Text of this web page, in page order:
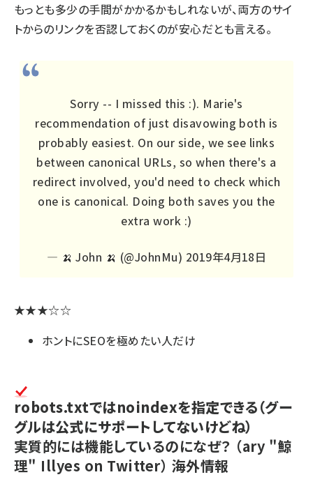
もっとも多少の手間がかかるかもしれないが、両方のサイ
トからのリンクを否認しておくのが安心だとも言える。
Sorry -- I missed this :). Marie's
recommendation of just disavowing both is
probably easiest. On our side, we see links
between canonical URLs, so when there's a
redirect involved, you'd need to check which
one is canonical. Doing both saves you the
extra work :)
— 🍌 John 🍌 (@JohnMu) 2019年4月18日
★★★☆☆
ホントにSEOを極めたい人だけ
robots.txtではnoindexを指定できる（グー
グルは公式にサポートしてないけどね）
実質的には機能しているのになぜ？ （ary "鯨
理" Illyes on Twitter） 海外情報